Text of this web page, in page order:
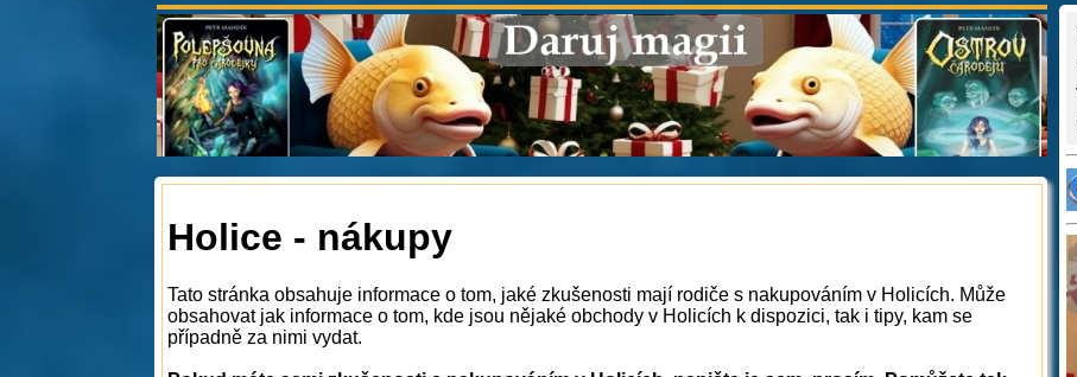
Holice - nákupy
Tato stránka obsahuje informace o tom, jaké zkušenosti mají rodiče s nakupováním v Holicích. Může
obsahovat jak informace o tom, kde jsou nějaké obchody v Holicích k dispozici, tak i tipy, kam se
případně za nimi vydat.